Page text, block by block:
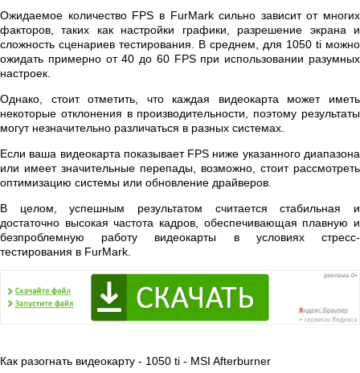
Ожидаемое количество FPS в FurMark сильно зависит от многих
факторов, таких как настройки графики, разрешение экрана и
сложность сценариев тестирования. В среднем, для 1050 ti можно
ожидать примерно от 40 до 60 FPS при использовании разумных
настроек.
Однако, стоит отметить, что каждая видеокарта может иметь
некоторые отклонения в производительности, поэтому результаты
могут незначительно различаться в разных системах.
Если ваша видеокарта показывает FPS ниже указанного диапазона
или имеет значительные перепады, возможно, стоит рассмотреть
оптимизацию системы или обновление драйверов.
В целом, успешным результатом считается стабильная и
достаточно высокая частота кадров, обеспечивающая плавную и
безпроблемную работу видеокарты в условиях стресс-
тестирования в FurMark.
Как разогнать видеокарту - 1050 ti - MSI Afterburner